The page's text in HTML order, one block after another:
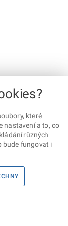
které
nastavení a to, co
různých
bude fungovat i